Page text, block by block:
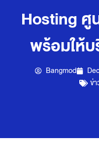
Hosting ศู
พร้อมให้
Bangmod
ข่